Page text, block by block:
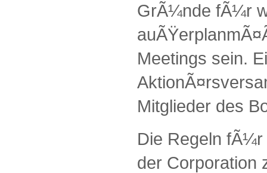
GrÃ¼nde fÃ¼r
Meetings sein.
Mitglieder des
Die Regeln
der Corporation